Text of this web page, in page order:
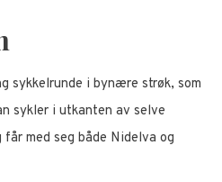
sykkelrunde i bynære strøk, som
sykler i utkanten av selve
med seg både Nidelva og